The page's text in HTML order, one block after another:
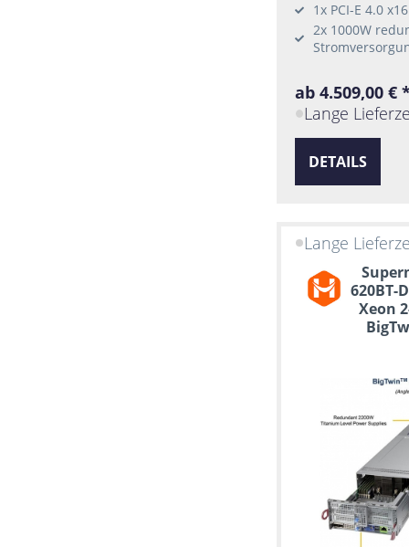
1x PCI-E 4.0
2x 1000W
ab 4.509,00 €
Lange
DETAILS
Lange
620BT-
Xeon